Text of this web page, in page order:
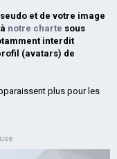
et de votre image
notre charte sous
interdit
(avatars) de
plus pour les